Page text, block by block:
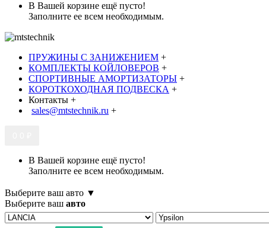
В Вашей корзине ещё пусто!
Заполните ее всем необходимым.
ПРУЖИНЫ С ЗАНИЖЕНИЕМ +
КОМПЛЕКТЫ КОЙЛОВЕРОВ +
СПОРТИВНЫЕ АМОРТИЗАТОРЫ +
КОРОТКОХОДНАЯ ПОДВЕСКА +
Контакты +
sales@mtstechnik.ru +
В Вашей корзине ещё пусто!
Заполните ее всем необходимым.
Выберите ваш авто ▼
Выберите ваш авто